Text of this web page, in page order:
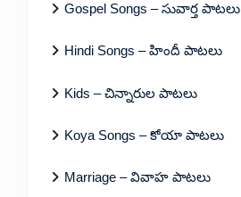
Gospel Songs – సువార్త పాటలు
Hindi Songs – హిందీ పాటలు
Kids – చిన్నారుల పాటలు
Koya Songs – కోయా పాటలు
Marriage – వివాహ పాటలు